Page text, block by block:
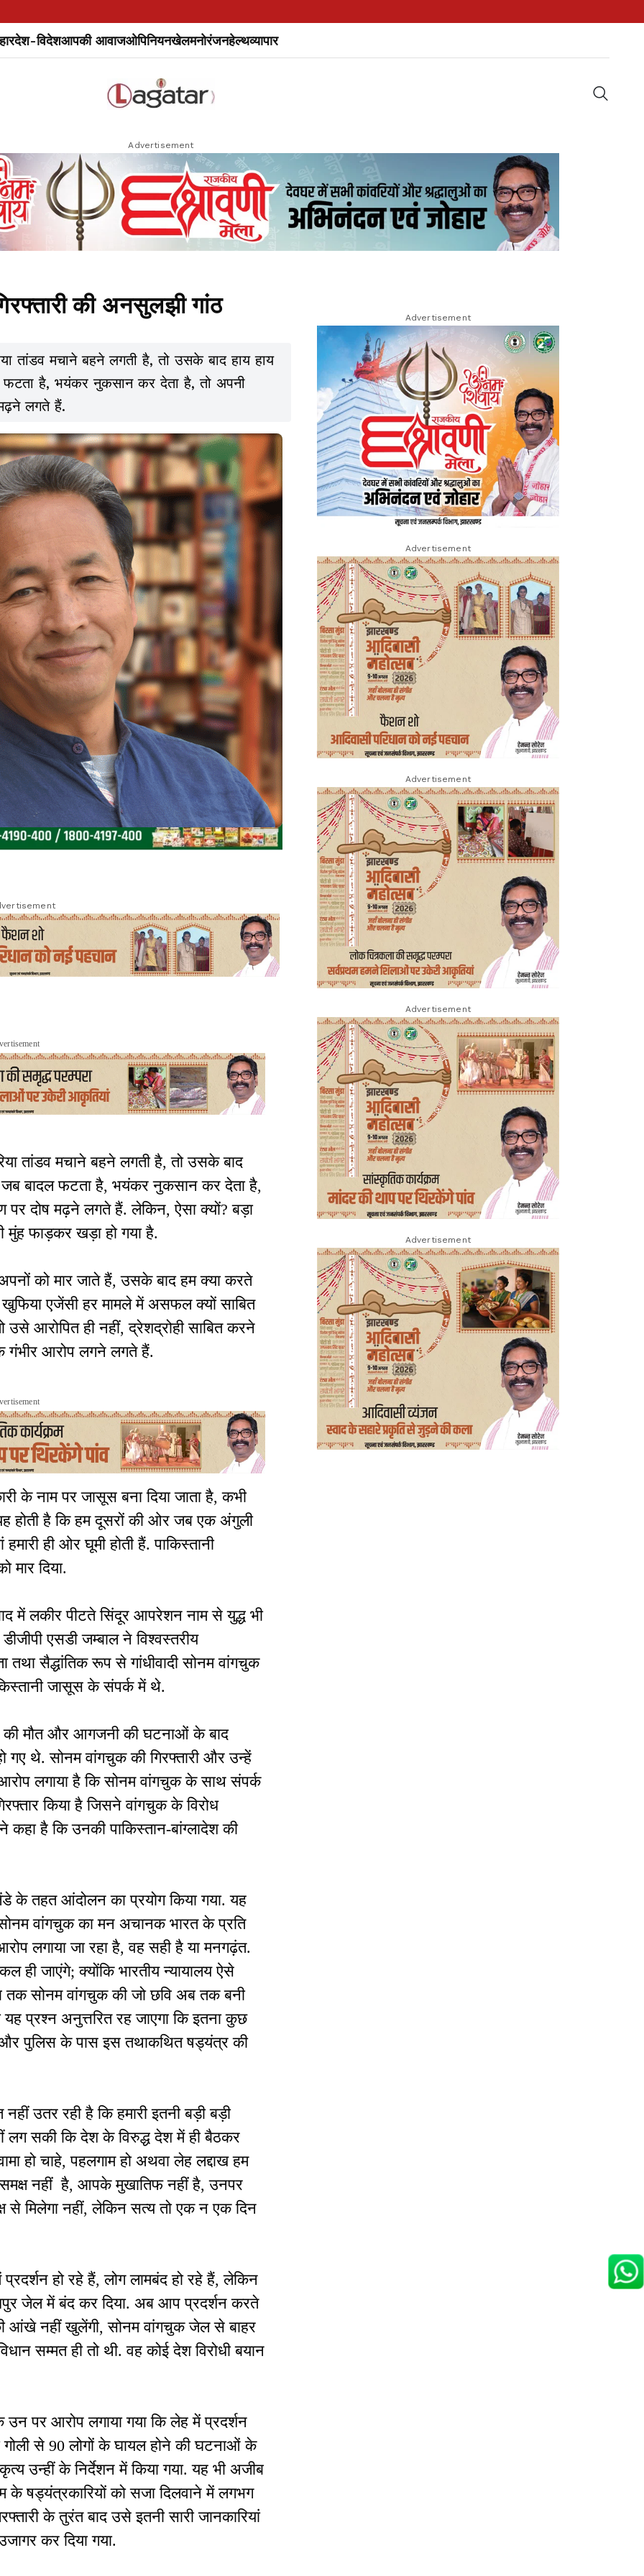
देश-विदेशआपकी आवाजओपिनियनखेलमनोरंजनहेल्थव्यापार
Advertisement
की अनसुलझी गांठ
तांडव मचाने बहने लगती है, तो उसके बाद हाय हाय
है, भयंकर नुकसान कर देता है, तो अपनी
लगते हैं.
तांडव मचाने बहने लगती है, तो उसके बाद
बादल फटता है, भयंकर नुकसान कर देता है,
पर दोष मढ़ने लगते हैं. लेकिन, ऐसा क्यों? बड़ा
मुंह फाड़कर खड़ा हो गया है.
को मार जाते हैं, उसके बाद हम क्या करते
एजेंसी हर मामले में असफल क्यों साबित
आरोपित ही नहीं, द्रेशद्रोही साबित करने
गंभीर आरोप लगने लगते हैं.
के नाम पर जासूस बना दिया जाता है, कभी
होती है कि हम दूसरों की ओर जब एक अंगुली
ही ओर घूमी होती हैं. पाकिस्तानी
मार दिया.
में लकीर पीटते सिंदूर आपरेशन नाम से युद्ध भी
एसडी जम्बाल ने विश्वस्तरीय
तथा सैद्धांतिक रूप से गांधीवादी सोनम वांगचुक
जासूस के संपर्क में थे.
की मौत और आगजनी की घटनाओं के बाद
गए थे. सोनम वांगचुक की गिरफ्तारी और उन्हें
लगाया है कि सोनम वांगचुक के साथ संपर्क
किया है जिसने वांगचुक के विरोध
कहा है कि उनकी पाकिस्तान-बांग्लादेश की
के तहत आंदोलन का प्रयोग किया गया. यह
वांगचुक का मन अचानक भारत के प्रति
लगाया जा रहा है, वह सही है या मनगढ़ंत.
ही जाएंगे; क्योंकि भारतीय न्यायालय ऐसे
तक सोनम वांगचुक की जो छवि अब तक बनी
प्रश्न अनुत्तरित रह जाएगा कि इतना कुछ
और पुलिस के पास इस तथाकथित षड्यंत्र की
उतर रही है कि हमारी इतनी बड़ी बड़ी
सकी कि देश के विरुद्ध देश में ही बैठकर
हो चाहे, पहलगाम हो अथवा लेह लद्दाख हम
नहीं है, आपके मुखातिफ नहीं है, उनपर
से मिलेगा नहीं, लेकिन सत्य तो एक न एक दिन
हो रहे हैं, लोग लामबंद हो रहे हैं, लेकिन
जेल में बंद कर दिया. अब आप प्रदर्शन करते
आंखे नहीं खुलेंगी, सोनम वांगचुक जेल से बाहर
सम्मत ही तो थी. वह कोई देश विरोधी बयान
उन पर आरोप लगाया गया कि लेह में प्रदर्शन
से 90 लोगों के घायल होने की घटनाओं के
उन्हीं के निर्देशन में किया गया. यह भी अजीब
के षड्यंत्रकारियों को सजा दिलवाने में लगभग
के तुरंत बाद उसे इतनी सारी जानकारियां
कर दिया गया.
Advertisement
Advertisement
Advertisement
Advertisement
Advertisement